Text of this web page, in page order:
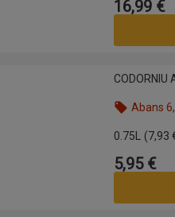
Preu
16,99 €
CODORNIU Aperitiu Spritz
Abans
0.75L
(7,93
Preu
5,95 €